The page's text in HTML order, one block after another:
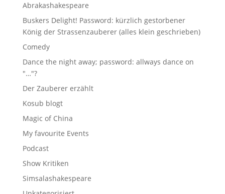
Abrakashakespeare
Buskers Delight! Password: kürzlich gestorbener
König der Strassenzauberer (alles klein geschrieben)
Comedy
Dance the night away; password: allways dance on
"…"?
Der Zauberer erzählt
Kosub blogt
Magic of China
My favourite Events
Podcast
Show Kritiken
Simsalashakespeare